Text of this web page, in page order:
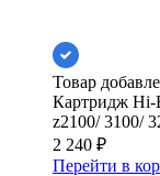
Товар
Картридж Hi-
z2100/ 3100/
2 240 ₽
Перейти в